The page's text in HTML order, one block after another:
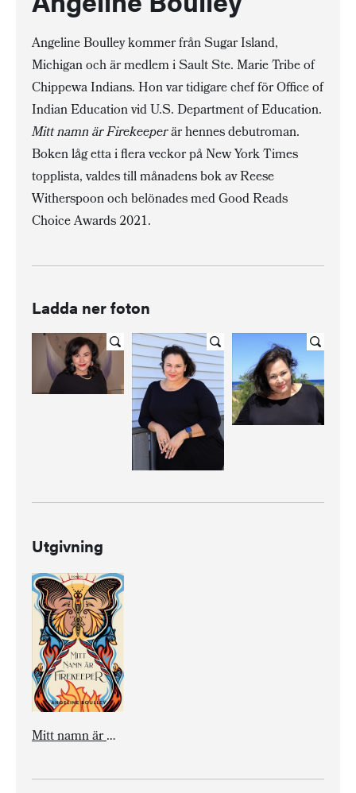
Angeline Boulley kommer från Sugar Island,
Michigan och är medlem i Sault Ste. Marie Tribe of
Chippewa Indians. Hon var tidigare chef för Office of
Indian Education vid U.S. Department of Education.
Mitt namn är Firekeeperär hennes debutroman.
Boken låg etta i flera veckor på New York Times
topplista, valdes till månadens bok av Reese
Witherspoon och belönades med Good Reads
Choice Awards 2021.
Ladda ner foton
Utgivning
Mitt namn är Firekeeper